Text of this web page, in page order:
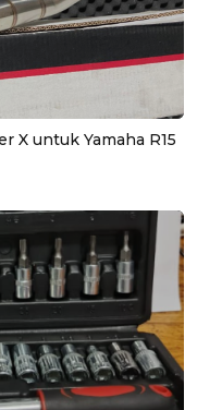
X untuk Yamaha R15